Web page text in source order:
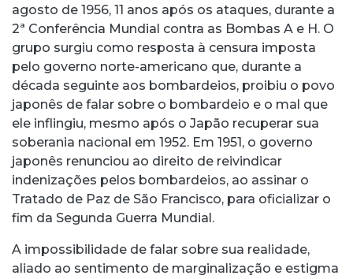
agosto de 1956, 11 anos após os ataques, durante a
2ª Conferência Mundial contra as Bombas A e H. O
grupo surgiu como resposta à censura imposta
pelo governo norte-americano que, durante a
década seguinte aos bombardeios, proibiu o povo
japonês de falar sobre o bombardeio e o mal que
ele inflingiu, mesmo após o Japão recuperar sua
soberania nacional em 1952. Em 1951, o governo
japonês renunciou ao direito de reivindicar
indenizações pelos bombardeios, ao assinar o
Tratado de Paz de São Francisco, para oficializar o
fim da Segunda Guerra Mundial.
A impossibilidade de falar sobre sua realidade,
aliado ao sentimento de marginalização e estigma